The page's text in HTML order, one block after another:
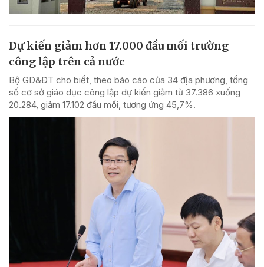
Dự kiến giảm hơn 17.000 đầu mối trường
công lập trên cả nước
Bộ GD&ĐT cho biết, theo báo cáo của 34 địa phương, tổng
số cơ sở giáo dục công lập dự kiến giảm từ 37.386 xuống
20.284, giảm 17.102 đầu mối, tương ứng 45,7%.